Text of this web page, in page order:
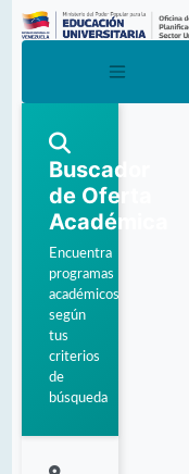
Buscador
de Oferta
Académica
Encuentra
programas
académicos
según
tus
criterios
de
búsqueda